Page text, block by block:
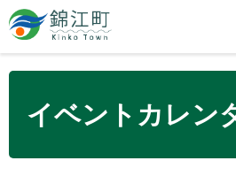
錦江町 Kinko
Town
イベントカレン